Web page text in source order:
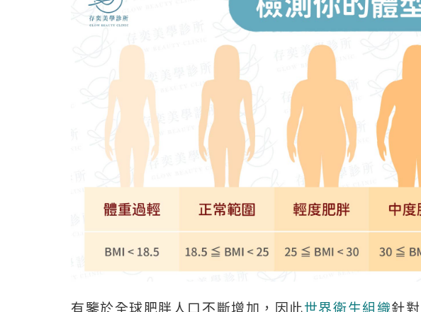
有鑒於全球肥胖人口不斷增加，因此世界衛生組織針